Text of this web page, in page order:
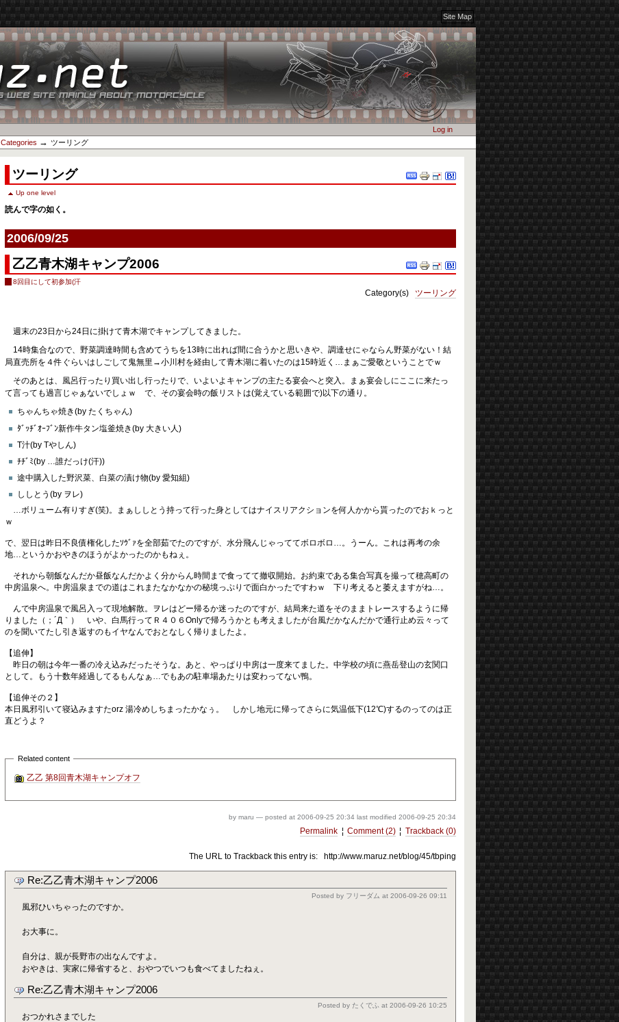
Site Map
Log in
Categories → ツーリング
Document
Actions
ツーリング
Up one level
読んで字の如く。
2006/09/25
Document
Actions
乙乙青木湖キャンプ2006
8回目にして初参加(汗
Category(s) ツーリング
週末の23日から24日に掛けて青木湖でキャンプしてきました。
14時集合なので、野菜調達時間も含めてうちを13時に出れば間に合うかと思いきや、調達せにゃならん野菜がない！結
局直売所を４件ぐらいはしごして鬼無里→小川村を経由して青木湖に着いたのは15時近く…まぁご愛敬ということでｗ
そのあとは、風呂行ったり買い出し行ったりで、いよいよキャンプの主たる宴会へと突入。まぁ宴会しにここに来たっ
て言っても過言じゃぁないでしょｗ で、その宴会時の飯リストは(覚えている範囲で)以下の通り。
ちゃんちゃ焼き(by たくちゃん)
ﾀﾞｯﾁﾞｵｰﾌﾞﾝ新作牛タン塩釜焼き(by 大きい人)
T汁(by Tやしん)
ﾁﾁﾞﾐ(by …誰だっけ(汗))
途中購入した野沢菜、白菜の漬け物(by 愛知組)
ししとう(by ヲレ)
…ボリューム有りすぎ(笑)。まぁししとう持って行った身としてはナイスリアクションを何人かから貰ったのでおｋっと
ｗ
で、翌日は昨日不良債権化したｿｳﾞｧを全部茹でたのですが、水分飛んじゃっててボロボロ…。うーん。これは再考の余
地…というかおやきのほうがよかったのかもねぇ。
それから朝飯なんだか昼飯なんだかよく分からん時間まで食ってて撤収開始。お約束である集合写真を撮って穂高町の
中房温泉へ。中房温泉までの道はこれまたなかなかの秘境っぷりで面白かったですわｗ 下り考えると萎えますがね…。
んで中房温泉で風呂入って現地解散。ヲレはどー帰るか迷ったのですが、結局来た道をそのままトレースするように帰
りました（；´Д｀） いや、白馬行ってＲ４０６Onlyで帰ろうかとも考えましたが台風だかなんだかで通行止め云々って
のを聞いてたし引き返すのもイヤなんでおとなしく帰りましたよ。
【追伸】
昨日の朝は今年一番の冷え込みだったそうな。あと、やっぱり中房は一度来てました。中学校の頃に燕岳登山の玄関口
として。もう十数年経過してるもんなぁ…でもあの駐車場あたりは変わってない鴨。
【追伸その２】
本日風邪引いて寝込みますたorz 湯冷めしちまったかなぅ。 しかし地元に帰ってさらに気温低下(12℃)するのってのは正
直どうよ？
Related content
乙乙 第8回青木湖キャンプオフ
by maru — posted at2006-09-25 20:34 last modified 2006-09-25 20:34
Permalink ¦ Comment (2) ¦ Trackback (0)
The URL to Trackback this entry is: http://www.maruz.net/blog/45/tbping
Re:乙乙青木湖キャンプ2006
Posted by フリーダム at2006-09-26 09:11
風邪ひいちゃったのですか。
お大事に。
自分は、親が長野市の出なんですよ。
おやきは、実家に帰省すると、おやつでいつも食べてましたねぇ。
Re:乙乙青木湖キャンプ2006
Posted by たくでふ at2006-09-26 10:25
おつかれさまでした